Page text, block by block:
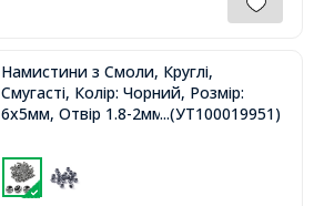
Намистини з Смоли, Круглі,
Смугасті, Колір: Чорний, Розмір:
6х5мм, Отвір 1.8-2мм,...(УТ100019951)